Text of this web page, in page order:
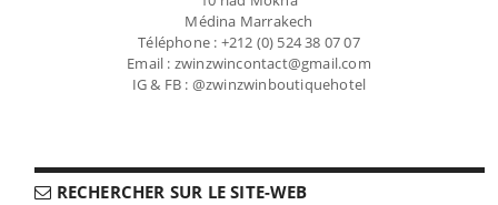
Médina Marrakech
Téléphone : +212 (0) 524 38 07 07
Email : zwinzwincontact@gmail.com
IG & FB : @zwinzwinboutiquehotel
RECHERCHER SUR LE SITE-WEB